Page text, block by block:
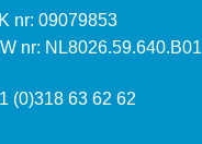
nr: 09079853
nr: NL8026.59.640.B01
(0)318 63 62 62